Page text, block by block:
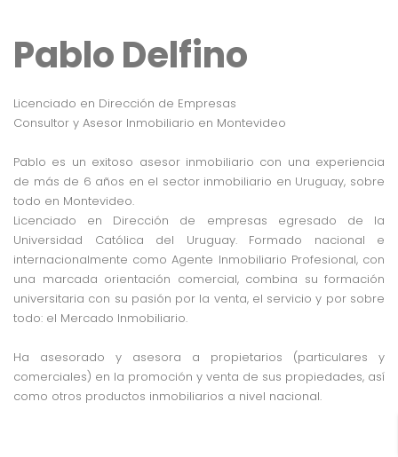
Pablo Delfino
Licenciado en Dirección de Empresas
Consultor y Asesor Inmobiliario en Montevideo
Pablo es un exitoso asesor inmobiliario con una experiencia
de más de 6 años en el sector inmobiliario en Uruguay, sobre
todo en Montevideo.
Licenciado en Dirección de empresas egresado de la
Universidad Católica del Uruguay. Formado nacional e
internacionalmente como Agente Inmobiliario Profesional, con
una marcada orientación comercial, combina su formación
universitaria con su pasión por la venta, el servicio y por sobre
todo: el Mercado Inmobiliario.
Ha asesorado y asesora a propietarios (particulares y
comerciales) en la promoción y venta de sus propiedades, así
como otros productos inmobiliarios a nivel nacional.